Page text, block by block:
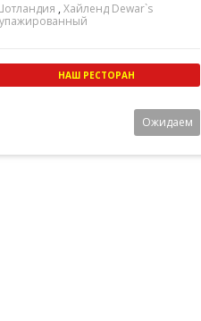
, Хайленд Dewar`s
НАШ РЕСТОРАН
Ожидаем